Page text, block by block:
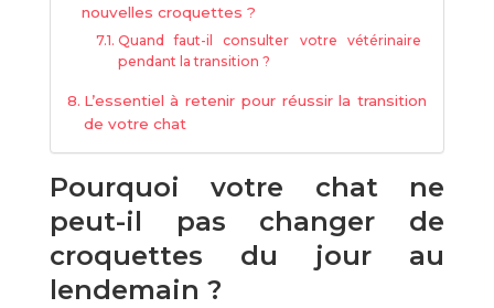
nouvelles croquettes ?
Quand faut-il consulter votre vétérinaire
pendant la transition ?
L’essentiel à retenir pour réussir la transition
de votre chat
Pourquoi votre chat ne
peut-il pas changer de
croquettes du jour au
lendemain ?